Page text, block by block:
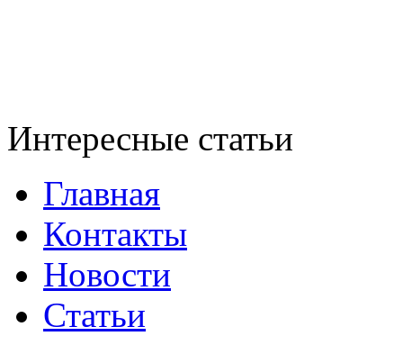
Интересные статьи
Главная
Контакты
Новости
Статьи